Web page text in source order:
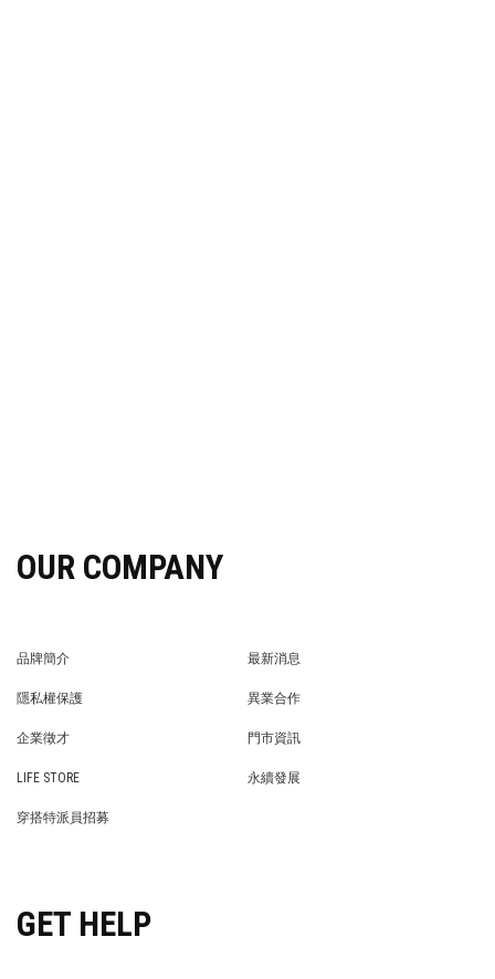
OUR COMPANY
品牌簡介
最新消息
隱私權保護
異業合作
企業徵才
門市資訊
LIFE STORE
永續發展
穿搭特派員招募
GET HELP